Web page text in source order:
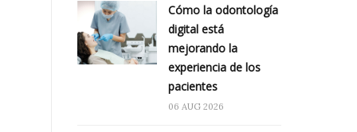
Cómo la odontología
digital está
mejorando la
experiencia de los
pacientes
06 AUG 2026